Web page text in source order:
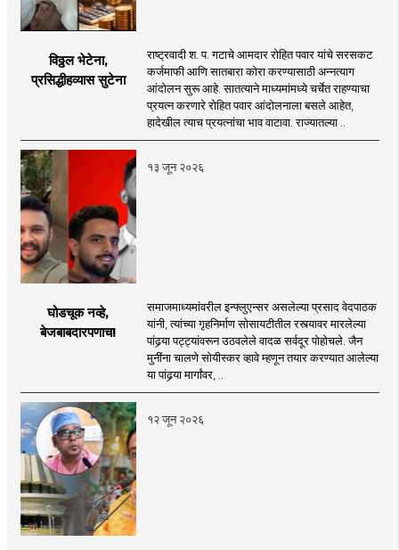
विठ्ठल भेटेना,
प्रसिद्धीहव्यास सुटेना
राष्ट्रवादी श. प. गटाचे आमदार रोहित पवार यांचे सरसकट
कर्जमाफी आणि सातबारा कोरा करण्यासाठी अन्नत्याग
आंदोलन सुरू आहे. सातत्याने माध्यमांमध्ये चर्चेत राहण्याचा
प्रयत्न करणारे रोहित पवार आंदोलनाला बसले आहेत,
हादेखील त्याच प्रयत्नांचा भाव वाटावा. राज्यातल्या ..
१३ जून २०२६
घोडचूक नव्हे,
बेजबाबदारपणाच!
समाजमाध्यमांवरील इन्फ्लुएन्सर असलेल्या प्रसाद वेदपाठक
यांनी, त्यांच्या गृहनिर्माण सोसायटीतील रस्त्यावर मारलेल्या
पांढर्‍या पट्ट्यांवरून उठवलेले वादळ सर्वदूर पोहोचले. जैन
मुनींना चालणे सोयीस्कर व्हावे म्हणून तयार करण्यात आलेल्या
या पांढर्‍या मार्गांवर, ..
१२ जून २०२६